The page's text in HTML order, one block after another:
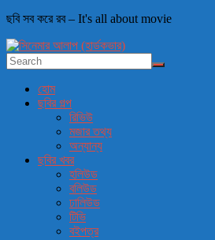
ছবি সব করে রব – It's all about movie
হোম
ছবির গল্প
রিভিউ
মজার তথ্য
অন্যান্য
ছবির খবর
হলিউড
বলিউড
ঢালিউড
টিভি
বইপত্র